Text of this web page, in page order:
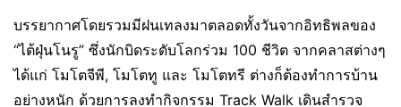
บรรยากาศโดยรวมมีฝนเทลงมาตลอดทั้งวันจากอิทธิพลของ
“ไต้ฝุ่นโนรู” ซึ่งนักบิดระดับโลกร่วม 100 ชีวิต จากคลาสต่างๆ
ได้แก่ โมโตจีพี, โมโตทู และ โมโตทรี ต่างก็ต้องทำการบ้าน
อย่างหนัก ด้วยการลงทำกิจกรรม Track Walk เดินสำรวจ